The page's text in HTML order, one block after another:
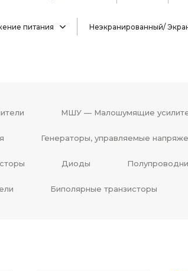
питания Неэкранированный/
МШУ — Малошумящие
Генераторы, управляемые
Диоды
Биполярные транзисторы